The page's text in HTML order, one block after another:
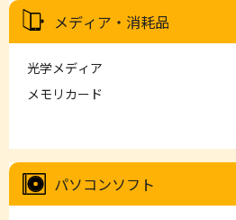
メディア・消耗品
光学メディア
メモリカード
パソコンソフト